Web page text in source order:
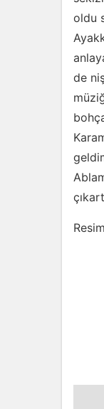
oldu
de